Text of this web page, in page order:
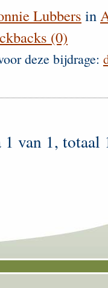
Lubbers in
(0)
deze bijdrage:
1 van 1,